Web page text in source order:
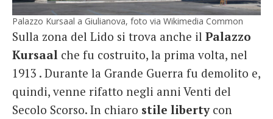
Palazzo Kursaal a Giulianova, foto via Wikimedia Common
Sulla zona del Lido si trova anche il Palazzo
Kursaal che fu costruito, la prima volta, nel
1913 . Durante la Grande Guerra fu demolito e,
quindi, venne rifatto negli anni Venti del
Secolo Scorso. In chiaro stile libertycon